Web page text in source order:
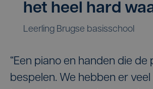
het heel hard
Leerling Brugse basisschool
“Een piano en handen die de
bespelen. We hebben er veel